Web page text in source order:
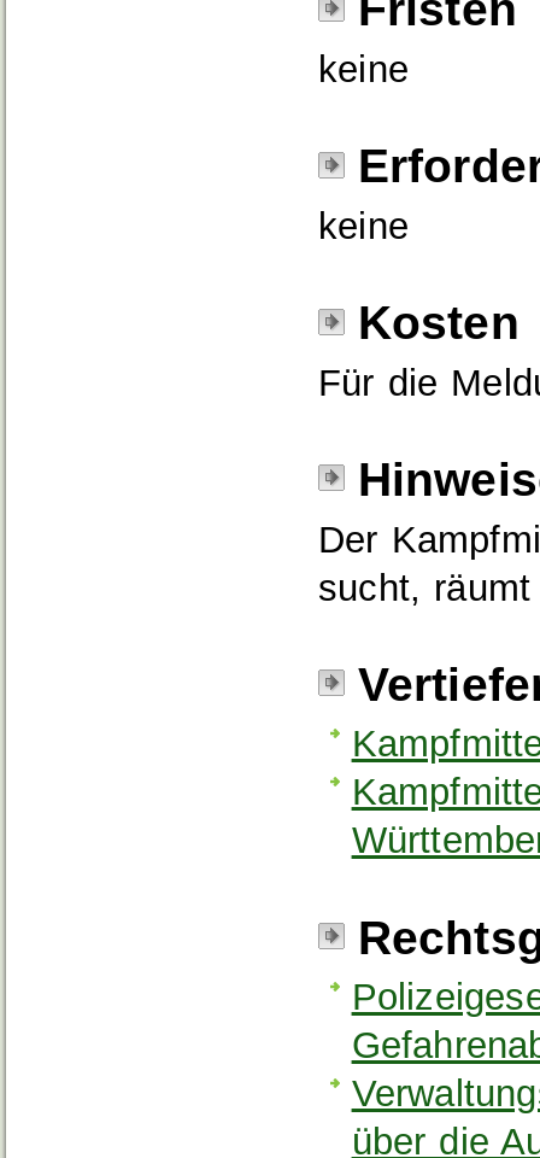
keine
keine
Kosten
Für die
Der
sucht,
über die